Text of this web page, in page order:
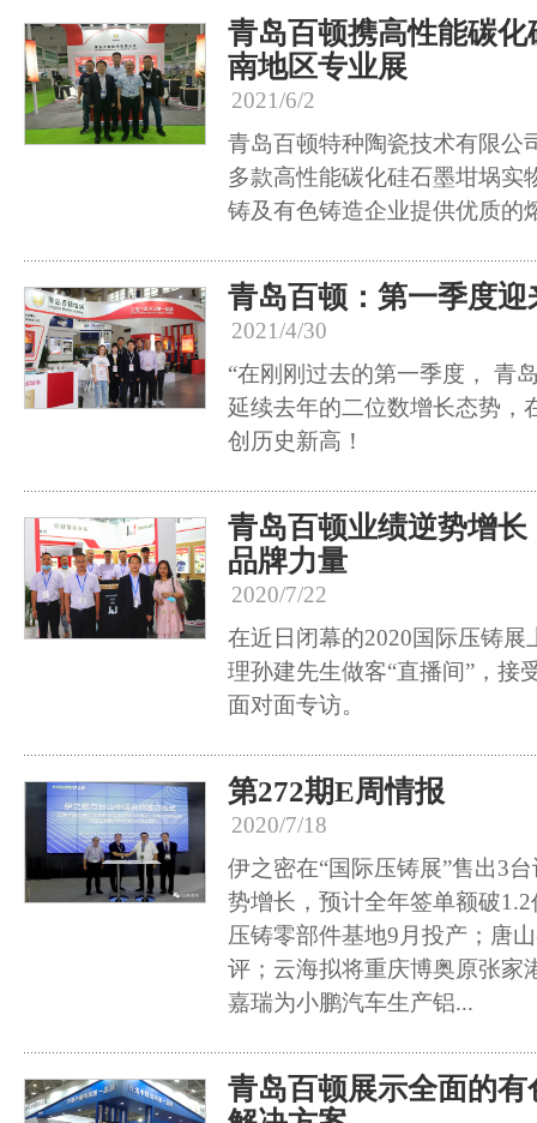
青岛百顿携高性能碳
南地区专业展
2021/6/2
青岛百顿特种陶瓷技术有限公
多款高性能碳化硅石墨坩埚实
铸及有色铸造企业提供优质的
青岛百顿：第一季度迎
2021/4/30
“在刚刚过去的第一季度， 青
延续去年的二位数增长态势，
创历史新高！
青岛百顿业绩逆势增
品牌力量
2020/7/22
在近日闭幕的2020国际压铸展
理孙建先生做客“直播间”，接
面对面专访。
第272期E周情报
2020/7/18
伊之密在“国际压铸展”售出3
势增长，预计全年签单额破
压铸零部件基地9月投产；唐
评；云海拟将重庆博奥原张家
嘉瑞为小鹏汽车生产铝...
青岛百顿展示全面的